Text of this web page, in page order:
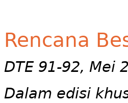
Rencana
DTE 91-92, Mei
Dalam edisi